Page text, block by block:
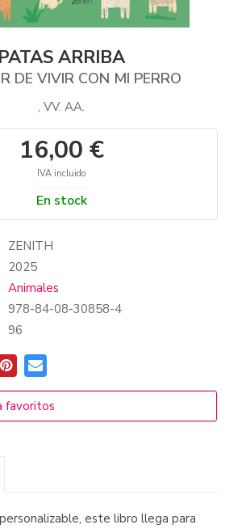
PATAS ARRIBA
DE VIVIR CON MI PERRO
, VV. AA.
16,00 €
IVA incluido
En stock
ZENITH
2025
Animales
978-84-08-30858-4
96
favoritos
este libro llega para